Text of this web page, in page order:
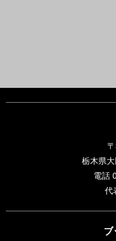
栃木県
電話
代
ブ